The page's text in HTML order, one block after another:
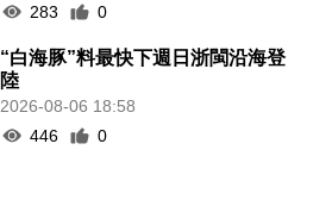
283
0
“白海豚”料最快下週日浙閩沿海登
陸
2026-08-06 18:58
446
0